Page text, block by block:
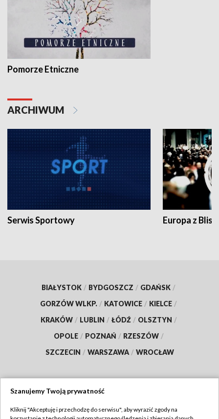
Pomorze Etniczne
ARCHIWUM
Serwis Sportowy Europa z
BIAŁYSTOK / BYDGOSZCZ / GDAŃSK /
GORZÓW WLKP. / KATOWICE / KIELCE /
KRAKÓW / LUBLIN / ŁÓDŹ / OLSZTYN /
OPOLE / POZNAŃ / RZESZÓW /
SZCZECIN / WARSZAWA / WROCŁAW
Szanujemy Twoją prywatność
Kliknij "Akceptuję i przechodzę do serwisu", aby wyrazić zgody na